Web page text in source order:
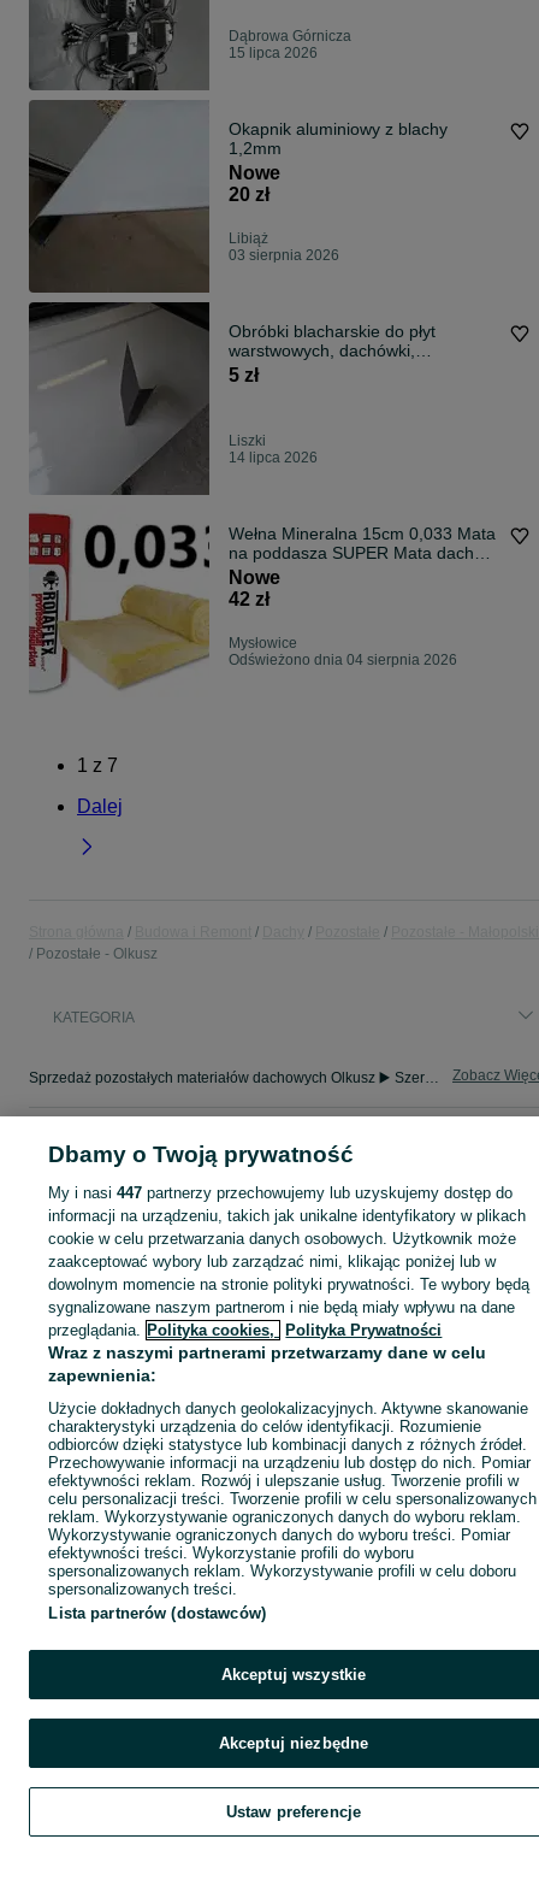
Dąbrowa Górnicza
15 lipca 2026
Okapnik aluminiowy z blachy
1,2mm
Nowe
20 zł
Libiąż
03 sierpnia 2026
Obróbki blacharskie do płyt
warstwowych, dachówki,
blachodachówki, parapety stalowe,
5 zł
Liszki
14 lipca 2026
Wełna Mineralna 15cm 0,033 Mata
na poddasza SUPER Mata dach
ciepła
Nowe
42 zł
Mysłowice
Odświeżono dnia 04 sierpnia 2026
1 z 7
Dalej
Pozostałe - Olkusz
KATEGORIA
Sprzedaż pozostałych materiałów dachowych Olkusz ▶️ Szeroki wybór produktów ✅ Nowe i używane w atrakcyjnych cenach ✌ Sprawdź oferty na OLX.pl! Zobacz
Mapa miejscowości
Mapa ministron
Popularne wyszukiwania
Szukaj Obserwujesz Dodaj Czat
Dbamy o Twoją prywatność
My i nasi447 partnerzy przechowujemy lub uzyskujemy dostęp do
informacji na urządzeniu, takich jak unikalne identyfikatory w plikach
cookie w celu przetwarzania danych osobowych. Użytkownik może
zaakceptować wybory lub zarządzać nimi, klikając poniżej lub w
dowolnym momencie na stronie polityki prywatności. Te wybory będą
sygnalizowane naszym partnerom i nie będą miały wpływu na dane
przeglądania. Polityka cookies, Polityka Prywatności
Wraz z naszymi partnerami przetwarzamy dane w celu
zapewnienia:
Użycie dokładnych danych geolokalizacyjnych. Aktywne skanowanie
charakterystyki urządzenia do celów identyfikacji. Rozumienie
odbiorców dzięki statystyce lub kombinacji danych z różnych źródeł.
Przechowywanie informacji na urządzeniu lub dostęp do nich. Pomiar
efektywności reklam. Rozwój i ulepszanie usług. Tworzenie profili w
celu personalizacji treści. Tworzenie profili w celu spersonalizowanych
reklam. Wykorzystywanie ograniczonych danych do wyboru reklam.
Wykorzystywanie ograniczonych danych do wyboru treści. Pomiar
efektywności treści. Wykorzystanie profili do wyboru
spersonalizowanych reklam. Wykorzystywanie profili w celu doboru
spersonalizowanych treści.
Lista partnerów (dostawców)
Akceptuj wszystkie
Akceptuj niezbędne
Ustaw preferencje